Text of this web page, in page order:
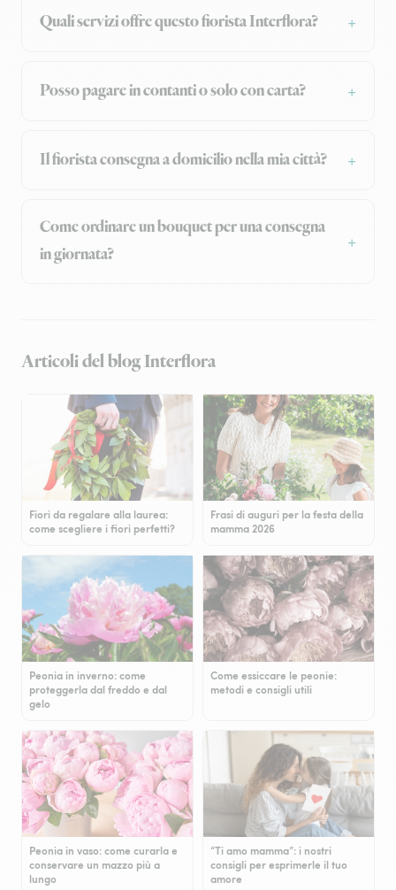
Quali servizi offre questo fiorista Interflora?
Posso pagare in contanti o solo con carta?
Il fiorista consegna a domicilio nella mia città?
Come ordinare un bouquet per una consegna
in giornata?
Articoli del blog Interflora
Fiori da regalare alla laurea:
come scegliere i fiori perfetti?
Frasi di auguri per la festa della
mamma 2026
Peonia in inverno: come
proteggerla dal freddo e dal
gelo
Come essiccare le peonie:
metodi e consigli utili
Peonia in vaso: come curarla e
conservare un mazzo più a
lungo
“Ti amo mamma”: i nostri
consigli per esprimerle il tuo
amore